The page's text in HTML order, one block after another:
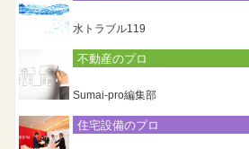
水トラブル119
不動産のプロ
Sumai-pro編集部
住宅設備のプロ